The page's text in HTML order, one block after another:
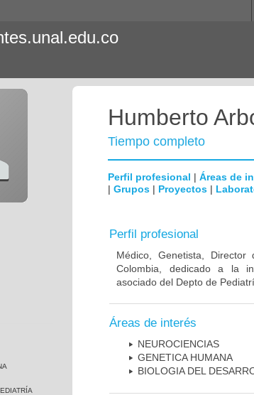
Humberto
Tiempo completo
Perfil profesional | Áreas de
| Grupos | Proyectos |
Perfil profesional
Médico, Genetista,
Colombia, dedicado a la
asociado del Depto de
Áreas de interés
NEUROCIENCIAS
GENETICA HUMANA
BIOLOGIA DEL